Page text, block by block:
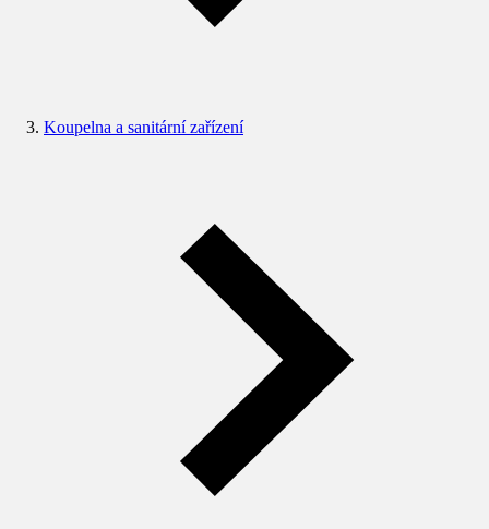
Koupelna a sanitární zařízení